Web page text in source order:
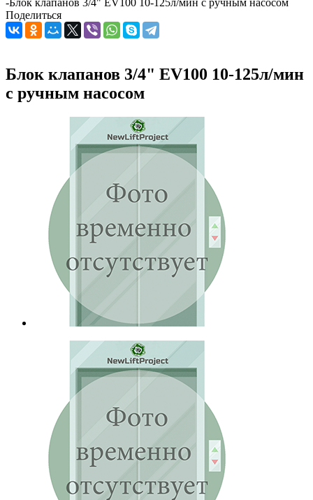
-Блок клапанов 3/4" EV100 10-125л/мин с ручным насосом
Поделиться
Блок клапанов 3/4" EV100 10-125л/мин
с ручным насосом